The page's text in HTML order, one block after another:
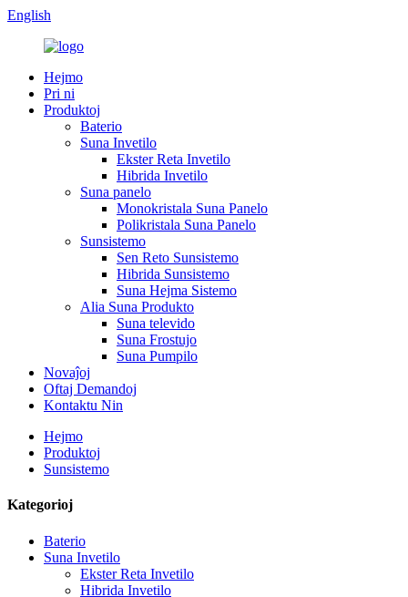
English
Hejmo
Pri ni
Produktoj
Baterio
Suna Invetilo
Ekster Reta Invetilo
Hibrida Invetilo
Suna panelo
Monokristala Suna Panelo
Polikristala Suna Panelo
Sunsistemo
Sen Reto Sunsistemo
Hibrida Sunsistemo
Suna Hejma Sistemo
Alia Suna Produkto
Suna televido
Suna Frostujo
Suna Pumpilo
Novaĵoj
Oftaj Demandoj
Kontaktu Nin
Hejmo
Produktoj
Sunsistemo
Kategorioj
Baterio
Suna Invetilo
Ekster Reta Invetilo
Hibrida Invetilo